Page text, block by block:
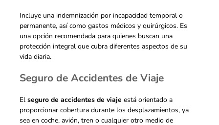
Incluye una indemnización por incapacidad temporal o
permanente, así como gastos médicos y quirúrgicos. Es
una opción recomendada para quienes buscan una
protección integral que cubra diferentes aspectos de su
vida diaria.
Seguro de Accidentes de Viaje
El seguro de accidentes de viaje está orientado a
proporcionar cobertura durante los desplazamientos, ya
sea en coche, avión, tren o cualquier otro medio de